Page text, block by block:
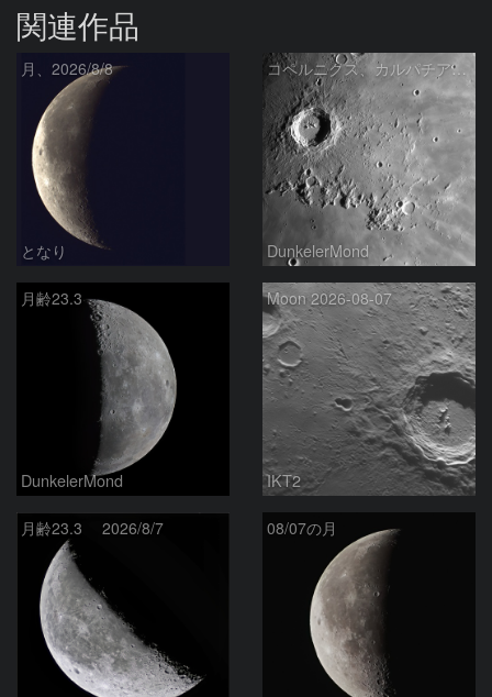
関連作品
月、2026/8/8
となり
コペルニクス、カルパチア山脈付近
DunkelerMond
月齢23.3
DunkelerMond
Moon 2026-08-07
IKT2
月齢23.3 2026/8/7 08/07の月